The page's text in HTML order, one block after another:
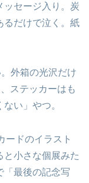
ッセージ入り。炭
るだけで泣く。紙
外箱の光沢だけ
ステッカーはも
い」やつ。
ードのイラスト
と小さな個展みた
「最後の記念写